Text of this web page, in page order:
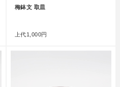
梅鉢文 取皿
上代1,000円